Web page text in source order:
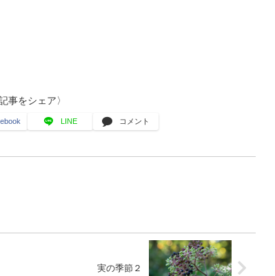
記事をシェア〉
LINE コメント
実の季節２